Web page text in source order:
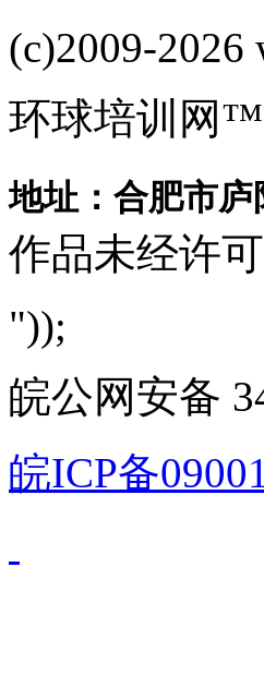
(c)2009-2026
环球培训网
地址：合肥市庐
作品未经许
"));
皖公网安备
皖ICP备